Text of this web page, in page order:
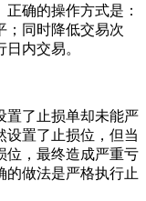
确的操作方式是：
；同时降低交易次
内交易。
置了止损单却未能严
设置了止损位，但当
位，最终造成严重亏
的做法是严格执行止